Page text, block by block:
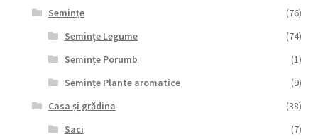
Semințe
(76)
Semințe Legume
(74)
Semințe Porumb
(1)
Semințe Plante aromatice
(9)
Casa și grădina
(38)
Saci
(7)